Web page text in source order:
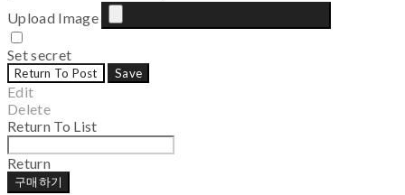
Upload Image
Set secret
Return To Post Save
Edit
Delete
Return To List
Return
구매하기